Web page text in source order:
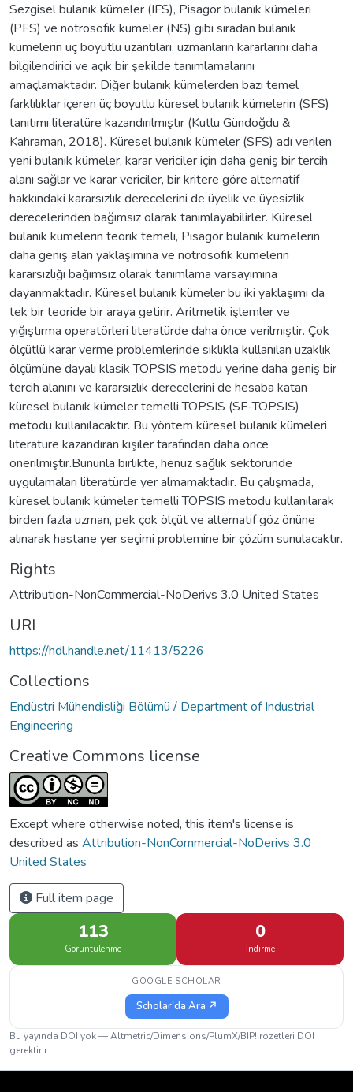
Sezgisel bulanık kümeler (IFS), Pisagor bulanık kümeleri
(PFS) ve nötrosofık kümeler (NS) gibi sıradan bulanık
kümelerin üç boyutlu uzantıları, uzmanların kararlarını daha
bilgilendirici ve açık bir şekilde tanımlamalarını
amaçlamaktadır. Diğer bulanık kümelerden bazı temel
farklılıklar içeren üç boyutlu küresel bulanık kümelerin (SFS)
tanıtımı literatüre kazandırılmıştır (Kutlu Gündoğdu &
Kahraman, 2018). Küresel bulanık kümeler (SFS) adı verilen
yeni bulanık kümeler, karar vericiler için daha geniş bir tercih
alanı sağlar ve karar vericiler, bir kritere göre alternatif
hakkındaki kararsızlık derecelerini de üyelik ve üyesizlik
derecelerinden bağımsız olarak tanımlayabilirler. Küresel
bulanık kümelerin teorik temeli, Pisagor bulanık kümelerin
daha geniş alan yaklaşımına ve nötrosofık kümelerin
kararsızlığı bağımsız olarak tanımlama varsayımına
dayanmaktadır. Küresel bulanık kümeler bu iki yaklaşımı da
tek bir teoride bir araya getirir. Aritmetik işlemler ve
yığıştırma operatörleri literatürde daha önce verilmiştir. Çok
ölçütlü karar verme problemlerinde sıklıkla kullanılan uzaklık
ölçümüne dayalı klasik TOPSIS metodu yerine daha geniş bir
tercih alanını ve kararsızlık derecelerini de hesaba katan
küresel bulanık kümeler temelli TOPSIS (SF-TOPSIS)
metodu kullanılacaktır. Bu yöntem küresel bulanık kümeleri
literatüre kazandıran kişiler tarafından daha önce
önerilmiştir.Bununla birlikte, henüz sağlık sektöründe
uygulamaları literatürde yer almamaktadır. Bu çalışmada,
küresel bulanık kümeler temelli TOPSIS metodu kullanılarak
birden fazla uzman, pek çok ölçüt ve alternatif göz önüne
alınarak hastane yer seçimi problemine bir çözüm sunulacaktır.
Rights
Attribution-NonCommercial-NoDerivs 3.0 United States
URI
https://hdl.handle.net/11413/5226
Collections
Endüstri Mühendisliği Bölümü / Department of Industrial
Engineering
Creative Commons license
Except where otherwise noted, this item's license is
described as Attribution-NonCommercial-NoDerivs 3.0
United States
Full item page
113
Görüntülenme
0
İndirme
GOOGLE SCHOLAR
Scholar'da Ara ↗
Bu yayında DOI yok — Altmetric/Dimensions/PlumX/BIP! rozetleri DOI
gerektirir.